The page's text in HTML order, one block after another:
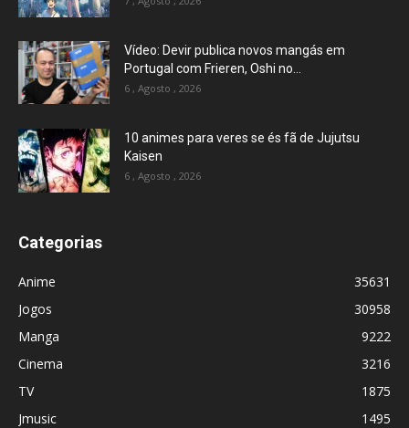
Vídeo: Devir publica novos mangás em
Portugal com Frieren, Oshi no...
6 , Agosto , 2026
10 animes para veres se és fã de Jujutsu
Kaisen
6 , Agosto , 2026
Categorias
Anime
35631
Jogos
30958
Manga
9222
Cinema
3216
TV
1875
Jmusic
1495